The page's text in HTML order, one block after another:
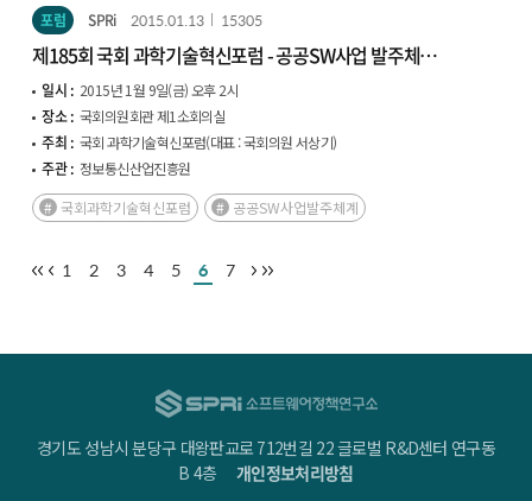
포럼 SPRi 2015.01.13 15305
제185회 국회 과학기술혁신포럼 - 공공SW사업 발주체계
이대로 좋은가?
일시 : 2015년 1월 9일(금) 오후 2시
장소 : 국회의원회관 제1소회의실
주최 : 국회 과학기술혁신포럼(대표 : 국회의원 서상기)
주관 : 정보통신산업진흥원
국회과학기술혁신포럼
공공SW사업발주체계
1 2 3 4 5 6 7
경기도 성남시 분당구 대왕판교로 712번길 22 글로벌 R&D센터 연구동
B 4층개인정보처리방침